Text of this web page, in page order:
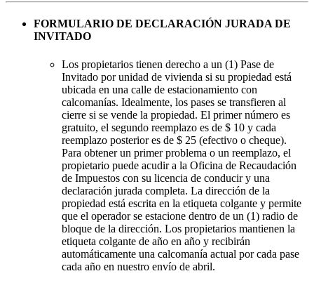
FORMULARIO DE DECLARACIÓN JURADA DE
INVITADO
Los propietarios tienen derecho a un (1) Pase de
Invitado por unidad de vivienda si su propiedad está
ubicada en una calle de estacionamiento con
calcomanías. Idealmente, los pases se transfieren al
cierre si se vende la propiedad. El primer número es
gratuito, el segundo reemplazo es de $ 10 y cada
reemplazo posterior es de $ 25 (efectivo o cheque).
Para obtener un primer problema o un reemplazo, el
propietario puede acudir a la Oficina de Recaudación
de Impuestos con su licencia de conducir y una
declaración jurada completa. La dirección de la
propiedad está escrita en la etiqueta colgante y permite
que el operador se estacione dentro de un (1) radio de
bloque de la dirección. Los propietarios mantienen la
etiqueta colgante de año en año y recibirán
automáticamente una calcomanía actual por cada pase
cada año en nuestro envío de abril.